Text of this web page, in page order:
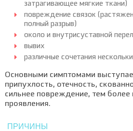
затрагивающее мягкие ткани)
повреждение связок
полный разрыв)
около и внутрисуставной
вывих
различные сочетания
Основными симптомами
припухлость, отечность,
сильнее повреждение, тем
проявления.
ПРИЧИНЫ